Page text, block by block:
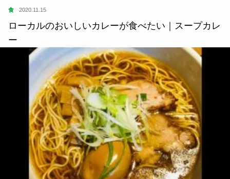
食 2020.11.15
ローカルのおいしいカレーが食べたい｜スープカレ
ー